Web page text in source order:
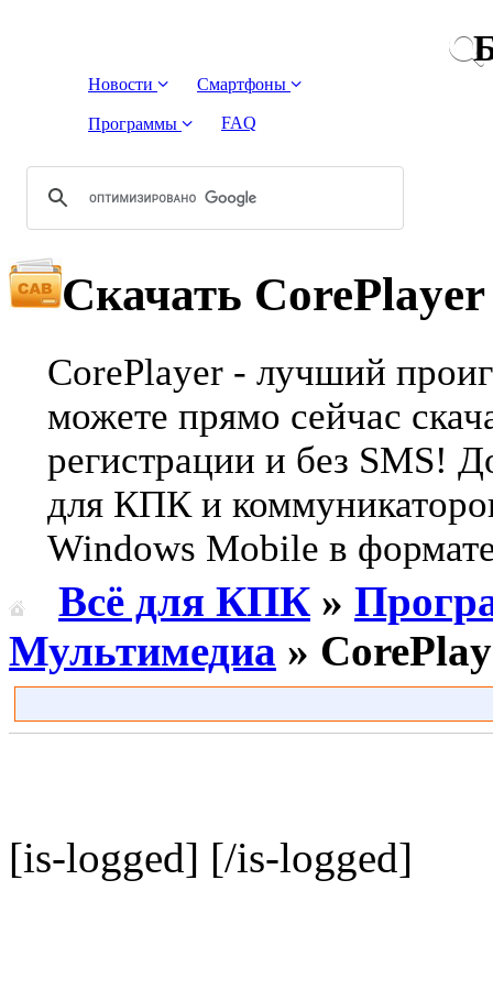
Новости Смартфоны
Программы FAQ
Скачать CorePlayer
CorePlayer - лучший
можете прямо сейчас
регистрации и без SMS!
для КПК и
Windows Mobile в
Всё для КПК »
Мультимедиа »
[is-logged] [/is-logged]